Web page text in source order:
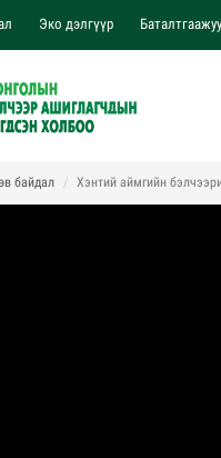
Эко дэлгүүр
байдал Хэнтий аймгийн